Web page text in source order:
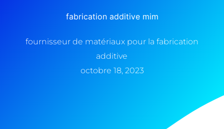
fabrication additive mim
fournisseur de matériaux pour la fabrication
additive
octobre 18, 2023